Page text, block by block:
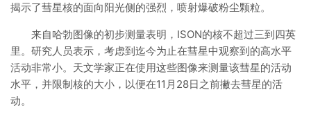
揭示了彗星核的面向阳光侧的强烈，喷射爆破粉尘颗粒。
来自哈勃图像的初步测量表明，ISON的核不超过三到四英
里。研究人员表示，考虑到迄今为止在彗星中观察到的高水平
活动非常小。天文学家正在使用这些图像来测量该彗星的活动
水平，并限制核的大小，以便在11月28日之前撇去彗星的活
动。